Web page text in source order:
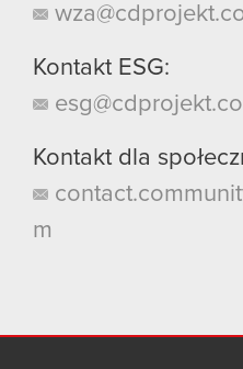
Kontakt ESG:
Kontakt dla
m